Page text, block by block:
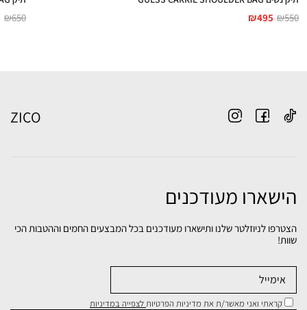
₪550
₪495
₪650
ZICO
הישארו מעודכנים
הצטרפו לניוזלטר שלנו ותישארו מעודכנים בכל המבצעים החמים וההטבות הכי
שוות!
קראתי ואני מאשר/ת את מדיניות הפרטיותלצפייה במדיניות